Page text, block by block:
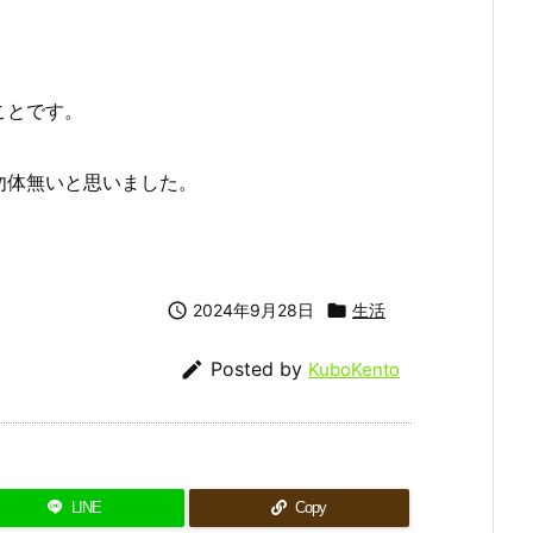
です。
無いと思いました。
 2024年9月28日  生活
 Posted by KuboKento
LINE Copy